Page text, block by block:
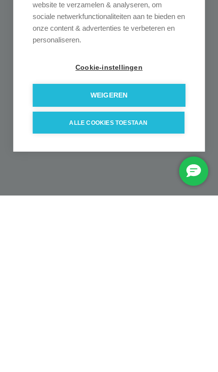
website te verzamelen & analyseren, om
sociale netwerkfunctionaliteiten aan te bieden en
onze content & advertenties te verbeteren en
personaliseren.
Cookie-instellingen
WEIGEREN
ALLE COOKIES TOESTAAN
Gelieve dit veld leeg te laten.